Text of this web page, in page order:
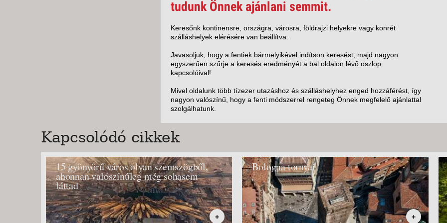
KÖZVETLEN
TENGERPARTI
SZÁLLODÁK
CSÚSZDÁVAL
BUDAVÁR TOURS
tudunk Önnek ajánlani semmit.
Keresőnk kontinensre, országra, városra, földrajzi helyekre vagy konrét
szálláshelyek elérésére van beállítva.
Javasoljuk, hogy a fentiek bármelyikével indítson keresést, majd nagyon
egyszerűen szűrje a keresés eredményét a bal oldalon lévő oszlop
kapcsolóival!
Mivel oldalunk több tízezer utazáshoz és szálláshelyhez enged hozzáférést, így
nagyon valószínű, hogy a fenti módszerrel rengeteg Önnek megfelelő ajánlattal
szolgálhatunk.
Kapcsolódó cikkek
15 gyönyörű város olyan szemszögből,
ahonnan valószínűleg még sohasem
láttad
+
Bologna tornyai
+